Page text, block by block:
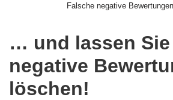
Falsche negative
… und lassen Sie
negative
löschen!